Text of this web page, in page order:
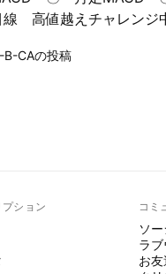
線 高値越えチャレン
調整38ドル 割ると35
B-CAの投稿
ション コミ
ソ
ラ
お